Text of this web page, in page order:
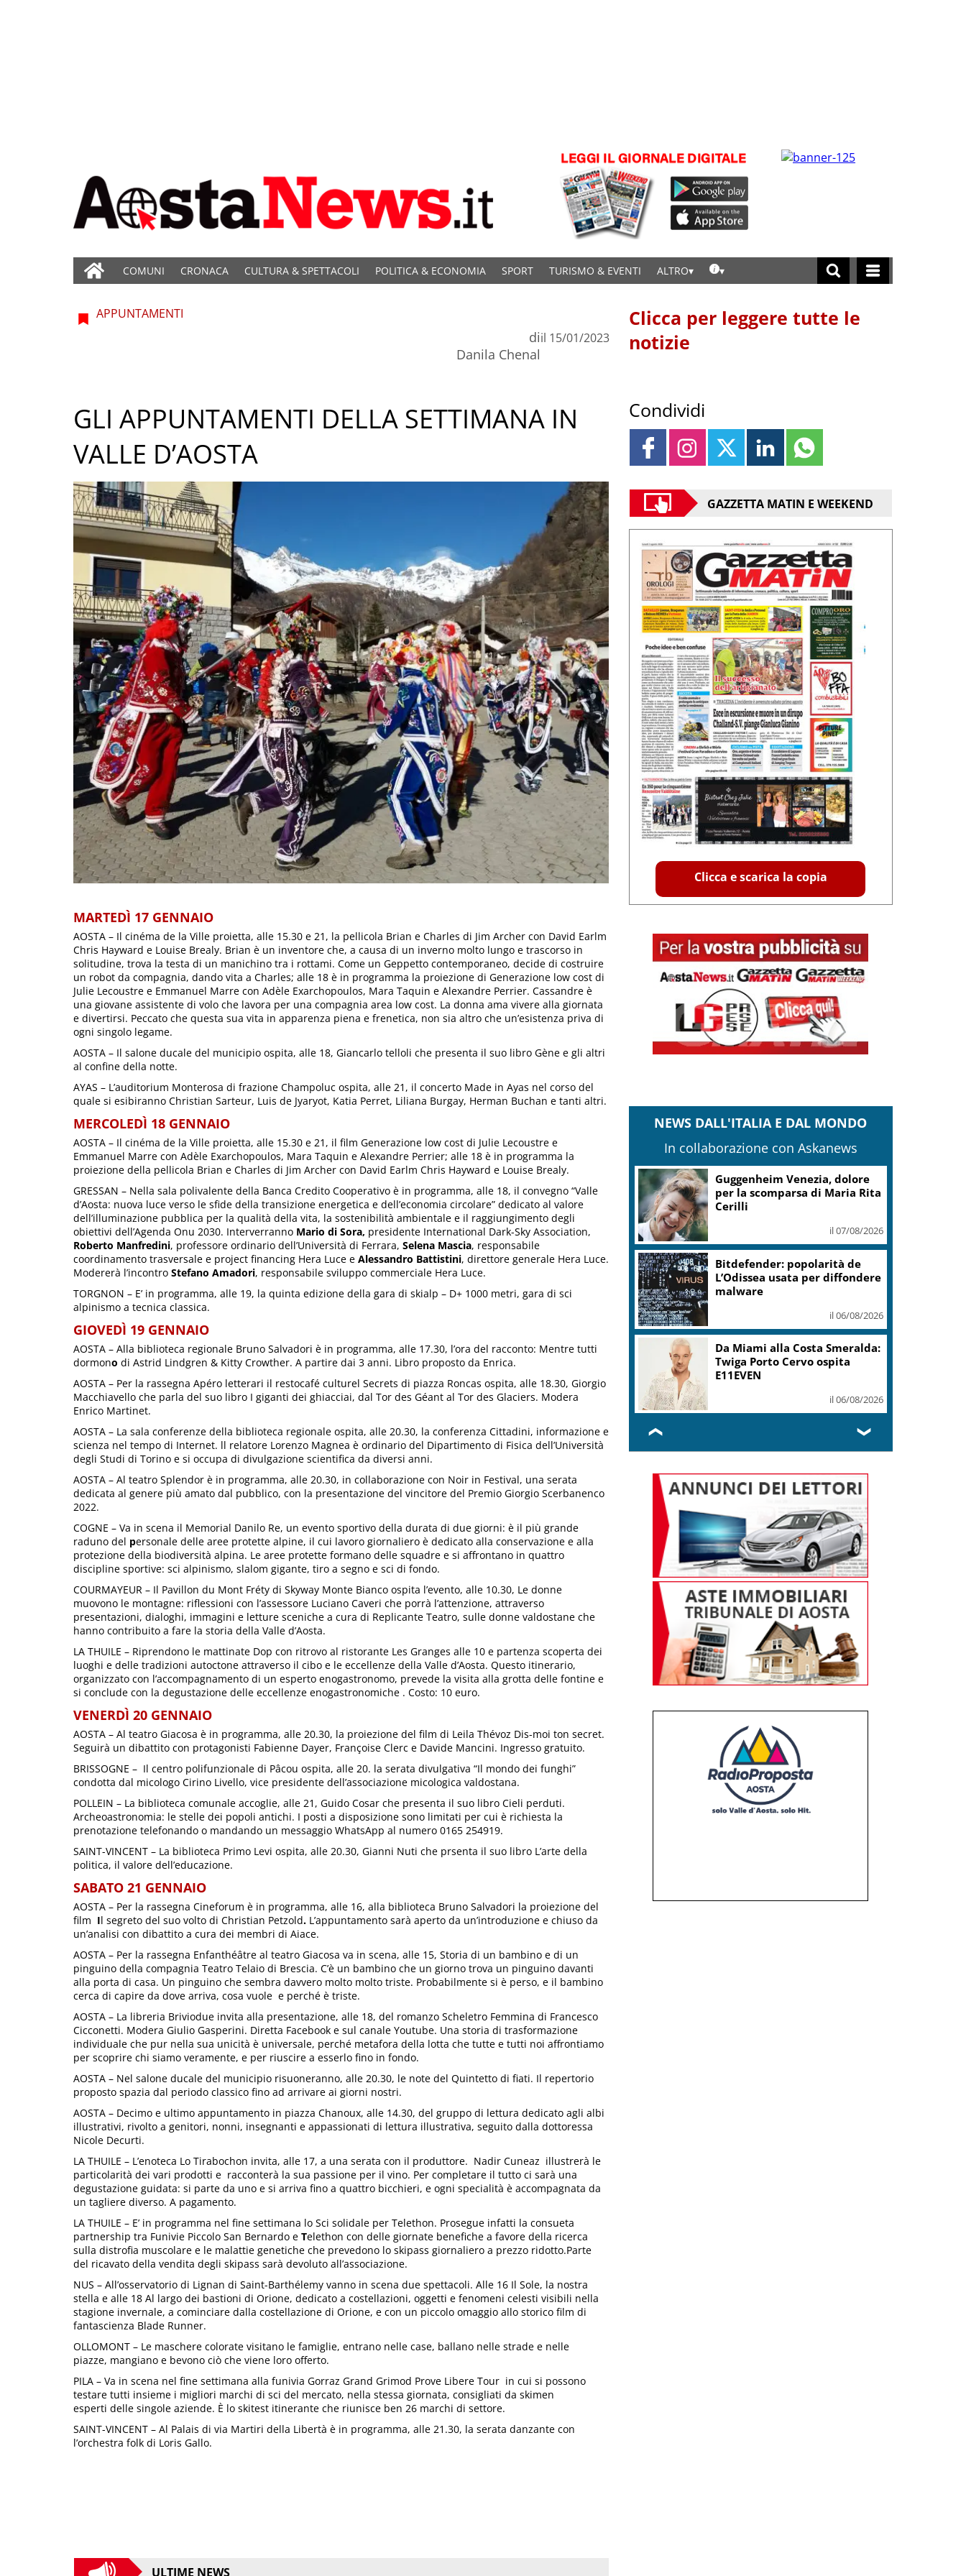
COMUNI CRONACA CULTURA & SPETTACOLI POLITICA & ECONOMIA SPORT TURISMO & EVENTI ALTRO
APPUNTAMENTI
di
Danila Chenal
il 15/01/2023
GLI APPUNTAMENTI DELLA SETTIMANA IN
VALLE D’AOSTA
MARTEDÌ 17 GENNAIO
AOSTA – Il cinéma de la Ville proietta, alle 15.30 e 21, la pellicola Brian e Charles di Jim Archer con David Earlm
Chris Hayward e Louise Brealy. Brian è un inventore che, a causa di un inverno molto lungo e trascorso in
solitudine, trova la testa di un manichino tra i rottami. Come un Geppetto contemporaneo, decide di costruire
un robot da compagnia, dando vita a Charles; alle 18 è in programma la proiezione di Generazione low cost di
Julie Lecoustre e Emmanuel Marre con Adèle Exarchopoulos, Mara Taquin e Alexandre Perrier. Cassandre è
una giovane assistente di volo che lavora per una compagnia area low cost. La donna ama vivere alla giornata
e divertirsi. Peccato che questa sua vita in apparenza piena e frenetica, non sia altro che un’esistenza priva di
ogni singolo legame.
AOSTA – Il salone ducale del municipio ospita, alle 18, Giancarlo telloli che presenta il suo libro Gène e gli altri
al confine della notte.
AYAS – L’auditorium Monterosa di frazione Champoluc ospita, alle 21, il concerto Made in Ayas nel corso del
quale si esibiranno Christian Sarteur, Luis de Jyaryot, Katia Perret, Liliana Burgay, Herman Buchan e tanti altri.
MERCOLEDÌ 18 GENNAIO
AOSTA – Il cinéma de la Ville proietta, alle 15.30 e 21, il film Generazione low cost di Julie Lecoustre e
Emmanuel Marre con Adèle Exarchopoulos, Mara Taquin e Alexandre Perrier; alle 18 è in programma la
proiezione della pellicola Brian e Charles di Jim Archer con David Earlm Chris Hayward e Louise Brealy.
GRESSAN – Nella sala polivalente della Banca Credito Cooperativo è in programma, alle 18, il convegno “Valle
d’Aosta: nuova luce verso le sfide della transizione energetica e dell’economia circolare” dedicato al valore
dell’illuminazione pubblica per la qualità della vita, la sostenibilità ambientale e il raggiungimento degli
obiettivi dell’Agenda Onu 2030. Interverranno Mario di Sora, presidente International Dark-Sky Association,
Roberto Manfredini, professore ordinario dell’Università di Ferrara, Selena Mascia, responsabile
coordinamento trasversale e project financing Hera Luce e Alessandro Battistini, direttore generale Hera Luce.
Modererà l’incontro Stefano Amadori, responsabile sviluppo commerciale Hera Luce.
TORGNON – E’ in programma, alle 19, la quinta edizione della gara di skialp – D+ 1000 metri, gara di sci
alpinismo a tecnica classica.
GIOVEDÌ 19 GENNAIO
AOSTA – Alla biblioteca regionale Bruno Salvadori è in programma, alle 17.30, l’ora del racconto: Mentre tutti
dormono di Astrid Lindgren & Kitty Crowther. A partire dai 3 anni. Libro proposto da Enrica.
AOSTA – Per la rassegna Apéro letterari il restocafé culturel Secrets di piazza Roncas ospita, alle 18.30, Giorgio
Macchiavello che parla del suo libro I giganti dei ghiacciai, dal Tor des Géant al Tor des Glaciers. Modera
Enrico Martinet.
AOSTA – La sala conferenze della biblioteca regionale ospita, alle 20.30, la conferenza Cittadini, informazione e
scienza nel tempo di Internet. ll relatore Lorenzo Magnea è ordinario del Dipartimento di Fisica dell’Università
degli Studi di Torino e si occupa di divulgazione scientifica da diversi anni.
AOSTA – Al teatro Splendor è in programma, alle 20.30, in collaborazione con Noir in Festival, una serata
dedicata al genere più amato dal pubblico, con la presentazione del vincitore del Premio Giorgio Scerbanenco
2022.
COGNE – Va in scena il Memorial Danilo Re, un evento sportivo della durata di due giorni: è il più grande
raduno del personale delle aree protette alpine, il cui lavoro giornaliero è dedicato alla conservazione e alla
protezione della biodiversità alpina. Le aree protette formano delle squadre e si affrontano in quattro
discipline sportive: sci alpinismo, slalom gigante, tiro a segno e sci di fondo.
COURMAYEUR – Il Pavillon du Mont Fréty di Skyway Monte Bianco ospita l’evento, alle 10.30, Le donne
muovono le montagne: riflessioni con l’assessore Luciano Caveri che porrà l’attenzione, attraverso
presentazioni, dialoghi, immagini e letture sceniche a cura di Replicante Teatro, sulle donne valdostane che
hanno contribuito a fare la storia della Valle d’Aosta.
LA THUILE – Riprendono le mattinate Dop con ritrovo al ristorante Les Granges alle 10 e partenza scoperta dei
luoghi e delle tradizioni autoctone attraverso il cibo e le eccellenze della Valle d’Aosta. Questo itinerario,
organizzato con l’accompagnamento di un esperto enogastronomo, prevede la visita alla grotta delle fontine e
si conclude con la degustazione delle eccellenze enogastronomiche . Costo: 10 euro.
VENERDÌ 20 GENNAIO
AOSTA – Al teatro Giacosa è in programma, alle 20.30, la proiezione del film di Leila Thévoz Dis-moi ton secret.
Seguirà un dibattito con protagonisti Fabienne Dayer, Françoise Clerc e Davide Mancini. Ingresso gratuito.
BRISSOGNE – Il centro polifunzionale di Pâcou ospita, alle 20. la serata divulgativa “Il mondo dei funghi”
condotta dal micologo Cirino Livello, vice presidente dell’associazione micologica valdostana.
POLLEIN – La biblioteca comunale accoglie, alle 21, Guido Cosar che presenta il suo libro Cieli perduti.
Archeoastronomia: le stelle dei popoli antichi. I posti a disposizione sono limitati per cui è richiesta la
prenotazione telefonando o mandando un messaggio WhatsApp al numero 0165 254919.
SAINT-VINCENT – La biblioteca Primo Levi ospita, alle 20.30, Gianni Nuti che prsenta il suo libro L’arte della
politica, il valore dell’educazione.
SABATO 21 GENNAIO
AOSTA – Per la rassegna Cineforum è in programma, alle 16, alla biblioteca Bruno Salvadori la proiezione del
film Il segreto del suo volto di Christian Petzold. L’appuntamento sarà aperto da un’introduzione e chiuso da
un’analisi con dibattito a cura dei membri di Aiace.
AOSTA – Per la rassegna Enfanthéâtre al teatro Giacosa va in scena, alle 15, Storia di un bambino e di un
pinguino della compagnia Teatro Telaio di Brescia. C’è un bambino che un giorno trova un pinguino davanti
alla porta di casa. Un pinguino che sembra davvero molto molto triste. Probabilmente si è perso, e il bambino
cerca di capire da dove arriva, cosa vuole e perché è triste.
AOSTA – La libreria Briviodue invita alla presentazione, alle 18, del romanzo Scheletro Femmina di Francesco
Cicconetti. Modera Giulio Gasperini. Diretta Facebook e sul canale Youtube. Una storia di trasformazione
individuale che pur nella sua unicità è universale, perché metafora della lotta che tutte e tutti noi affrontiamo
per scoprire chi siamo veramente, e per riuscire a esserlo fino in fondo.
AOSTA – Nel salone ducale del municipio risuoneranno, alle 20.30, le note del Quintetto di fiati. Il repertorio
proposto spazia dal periodo classico fino ad arrivare ai giorni nostri.
AOSTA – Decimo e ultimo appuntamento in piazza Chanoux, alle 14.30, del gruppo di lettura dedicato agli albi
illustrativi, rivolto a genitori, nonni, insegnanti e appassionati di lettura illustrativa, seguito dalla dottoressa
Nicole Decurti.
LA THUILE – L’enoteca Lo Tirabochon invita, alle 17, a una serata con il produttore. Nadir Cuneaz illustrerà le
particolarità dei vari prodotti e racconterà la sua passione per il vino. Per completare il tutto ci sarà una
degustazione guidata: si parte da uno e si arriva fino a quattro bicchieri, e ogni specialità è accompagnata da
un tagliere diverso. A pagamento.
LA THUILE – E’ in programma nel fine settimana lo Sci solidale per Telethon. Prosegue infatti la consueta
partnership tra Funivie Piccolo San Bernardo e Telethon con delle giornate benefiche a favore della ricerca
sulla distrofia muscolare e le malattie genetiche che prevedono lo skipass giornaliero a prezzo ridotto.Parte
del ricavato della vendita degli skipass sarà devoluto all’associazione.
NUS – All’osservatorio di Lignan di Saint-Barthélemy vanno in scena due spettacoli. Alle 16 Il Sole, la nostra
stella e alle 18 Al largo dei bastioni di Orione, dedicato a costellazioni, oggetti e fenomeni celesti visibili nella
stagione invernale, a cominciare dalla costellazione di Orione, e con un piccolo omaggio allo storico film di
fantascienza Blade Runner.
OLLOMONT – Le maschere colorate visitano le famiglie, entrano nelle case, ballano nelle strade e nelle
piazze, mangiano e bevono ciò che viene loro offerto.
PILA – Va in scena nel fine settimana alla funivia Gorraz Grand Grimod Prove Libere Tour in cui si possono
testare tutti insieme i migliori marchi di sci del mercato, nella stessa giornata, consigliati da skimen
esperti delle singole aziende. È lo skitest itinerante che riunisce ben 26 marchi di settore.
SAINT-VINCENT – Al Palais di via Martiri della Libertà è in programma, alle 21.30, la serata danzante con
l’orchestra folk di Loris Gallo.
ULTIME NEWS
Clicca per leggere tutte le
notizie
Condividi
GAZZETTA MATIN E WEEKEND
Clicca e scarica la copia
NEWS DALL'ITALIA E DAL MONDO
In collaborazione con Askanews
Guggenheim Venezia, dolore
per la scomparsa di Maria Rita
Cerilli
il 07/08/2026
Bitdefender: popolarità de
L’Odissea usata per diffondere
malware
il 06/08/2026
Da Miami alla Costa Smeralda:
Twiga Porto Cervo ospita
E11EVEN
il 06/08/2026
❮ ❯